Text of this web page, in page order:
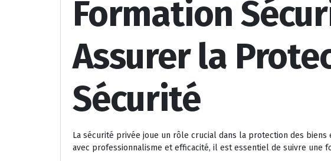
Formation
Assurer la
Sécurité
La sécurité privée joue un rôle crucial dans la protection des
avec professionnalisme et efficacité, il est essentiel de suivre une